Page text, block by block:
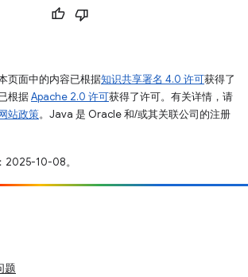
页面中的内容已根据知识共享署名 4.0 许可获得了
根据Apache 2.0 许可获得了许可。有关详情，请
站政策。Java 是 Oracle 和/或其关联公司的注册
2025-10-08。
题